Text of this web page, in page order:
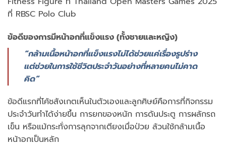
ที่ RBSC Polo Club
ข้อดีของการมีหน้าอกที่แข็งแรง (ทั้งชายและหญิง)
“กล้ามเนื้อหน้าอกที่แข็งแรงไม่ได้ช่วยแค่เรื่องรูปร่าง
แต่ช่วยในการใช้ชีวิตประจำวันอย่างที่หลายคนไม่คาด
คิด”
ข้อดีแรกที่โค้ชสังเกตเห็นในตัวเองและลูกศิษย์คือการที่กิจกรรม
ประจำวันทำได้ง่ายขึ้น การยกของหนัก การดันประตู การผลักรถ
เข็น หรือแม้กระทั่งการลุกจากเตียงเมื่อป่วย ล้วนใช้กล้ามเนื้อ
หน้าอกเป็นหลัก